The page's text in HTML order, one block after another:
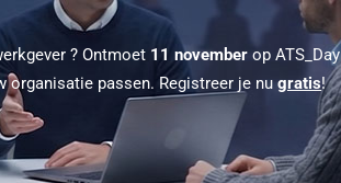
? Ontmoet 11 novemberop ATS_Day
organisatie passen. Registreer je nugratis!